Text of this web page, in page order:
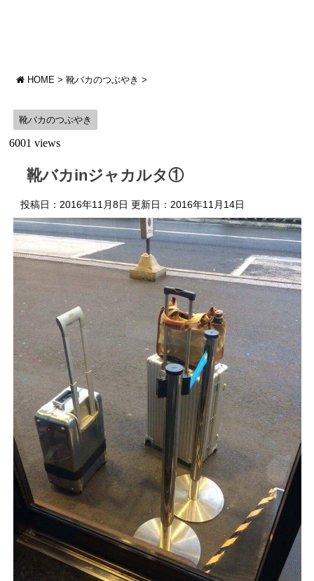
HOME > 靴バカのつぶやき >
靴バカのつぶやき
6001 views
靴バカinジャカルタ①
投稿日：2016年11月8日 更新日： 2016年11月14日